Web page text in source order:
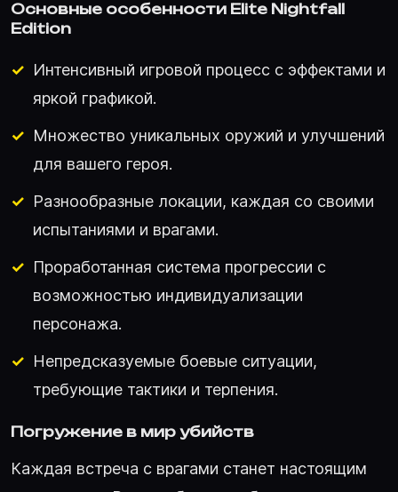
Основные особенности Elite Nightfall
Edition
Интенсивный игровой процесс с эффектами и
яркой графикой.
Множество уникальных оружий и улучшений
для вашего героя.
Разнообразные локации, каждая со своими
испытаниями и врагами.
Проработанная система прогрессии с
возможностью индивидуализации
персонажа.
Непредсказуемые боевые ситуации,
требующие тактики и терпения.
Погружение в мир убийств
Каждая встреча с врагами станет настоящим